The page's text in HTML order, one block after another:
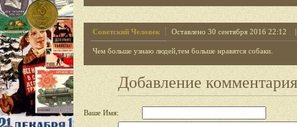
Советский Человек Оставлено 30 сентября 2016 22:12 |
Чем больше узнаю людей,тем больше нравятся собаки.
Добавление комментария
Ваше Имя: